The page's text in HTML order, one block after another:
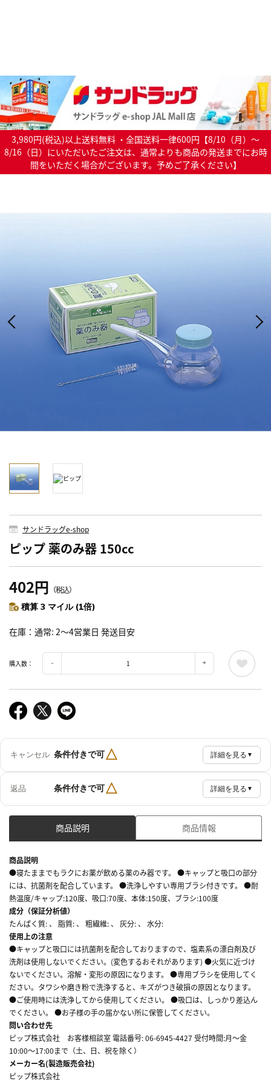
3,980円(税込)以上送料無料 ・全国送料一律600円【8/10（月）～
8/16（日）にいただいたご注文は、通常よりも商品の発送までにお時
間をいただく場合がございます。予めご了承ください】
サンドラッグe-shop
ピップ 薬のみ器 150cc
402円 （税込）
積算 3 マイル (1倍)
在庫 通常: 2～4営業日 発送目安
購入数：
キャンセル 条件付きで可△ 詳細を見る ▼
返品 条件付きで可△ 詳細を見る ▼
商品説明 商品情報
商品説明
●寝たままでもラクにお薬が飲める薬のみ器です。 ●キャップと吸口の部分
には、抗菌剤を配合しています。 ●洗浄しやすい専用ブラシ付きです。 ●耐
熱温度/キャップ:120度、吸口:70度、本体:150度、ブラシ:100度
成分（保証分析値）
たんぱく質: 、 脂質: 、 粗繊維: 、 灰分: 、 水分:
使用上の注意
●キャップと吸口には抗菌剤を配合しておりますので、塩素系の漂白剤及び
洗剤は使用しないでください。(変色するおそれがあります) ●火気に近づけ
ないでください。溶解・変形の原因になります。 ●専用ブラシを使用してく
ださい。タワシや磨き粉で洗浄すると、キズがつき破損の原因となります。
●ご使用時には洗浄してから使用してください。 ●吸口は、しっかり差込ん
でください。 ●お子様の手の届かない所に保管してください。
問い合わせ先
ピップ株式会社 お客様相談室 電話番号: 06-6945-4427 受付時間:月～金
10:00～17:00まで（土、日、祝を除く）
メーカー名(製造販売会社)
ピップ株式会社